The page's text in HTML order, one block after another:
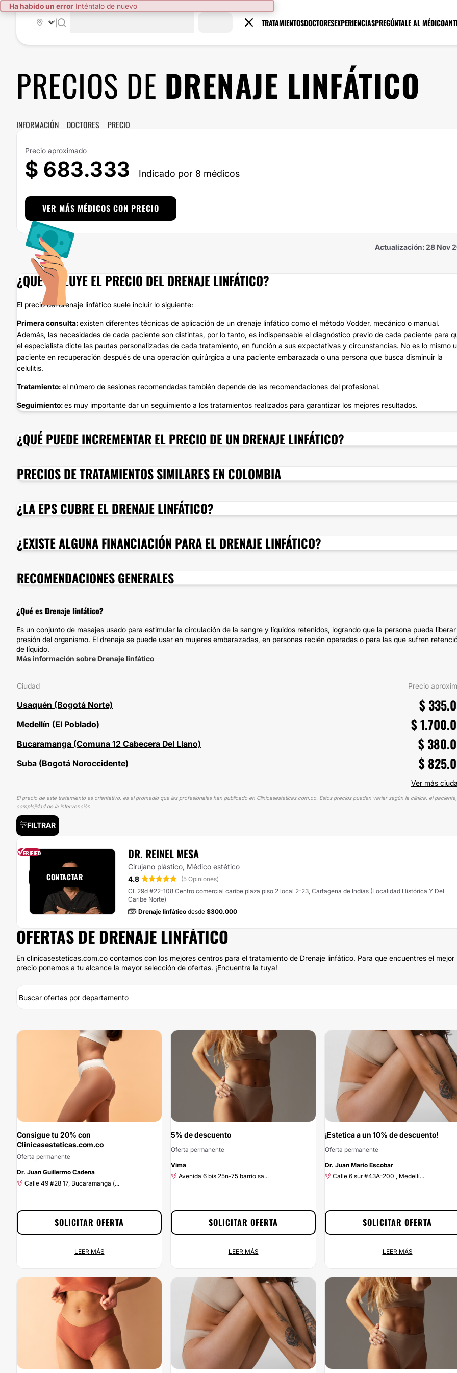
Ha habido un error Inténtalo de nuevo
TRATAMIENTOSDOCTORESEXPERIENCIASPREGÚNTALE AL MÉDICO
PRECIOS DE DRENAJE LINFÁTICO
INFORMACIÓN DOCTORES PRECIO
Precio aproximado
$ 683.333 Indicado por 8 médicos
VER MÁS MÉDICOS CON PRECIO
Actualización: 28 Nov
¿QUÉ INCLUYE EL PRECIO DEL DRENAJE LINFÁTICO?
El precio del drenaje linfático suele incluir lo siguiente:
Primera consulta:existen diferentes técnicas de aplicación de un drenaje linfático como el método Vodder, mecánico o manual.
Además, las necesidades de cada paciente son distintas, por lo tanto, es indispensable el diagnóstico previo de cada paciente para
el especialista dicte las pautas personalizadas de cada tratamiento, en función a sus expectativas y circunstancias. No es lo mismo
paciente en recuperación después de una operación quirúrgica a una paciente embarazada o una persona que busca disminuir la
celulitis.
Tratamiento:el número de sesiones recomendadas también depende de las recomendaciones del profesional.
Seguimiento:es muy importante dar un seguimiento a los tratamientos realizados para garantizar los mejores resultados.
¿QUÉ PUEDE INCREMENTAR EL PRECIO DE UN DRENAJE LINFÁTICO?
PRECIOS DE TRATAMIENTOS SIMILARES EN COLOMBIA
¿LA EPS CUBRE EL DRENAJE LINFÁTICO?
¿EXISTE ALGUNA FINANCIACIÓN PARA EL DRENAJE LINFÁTICO?
RECOMENDACIONES GENERALES
¿Qué es Drenaje linfático?
Es un conjunto de masajes usado para estimular la circulación de la sangre y líquidos retenidos, logrando que la persona pueda liberar
presión del organismo. El drenaje se puede usar en mujeres embarazadas, en personas recién operadas o para las que sufren
de líquido.
Más información sobre Drenaje linfático
Ciudad Precio
Ver más
Usaquén (Bogotá Norte) $
Medellín (El Poblado) $
Bucaramanga (Comuna 12 Cabecera Del Llano) $
Suba (Bogotá Noroccidente) $
El precio de este tratamiento es orientativo, es el promedio que las profesionales han publicado en Clinicasesteticas.com.co. Estos precios pueden variar según la clínica, el
complejidad de la intervención.
FILTRAR
DR. REINEL MESA
Cirujano plástico, Médico estético
4.8
(5 Opiniones)
Cl. 29d #22-108 Centro comercial caribe plaza piso 2 local 2-23, Cartagena de Indias (Localidad Histórica Y Del
Caribe Norte)
Drenaje linfático desde $300.000
33h
CONTACTAR
OFERTAS DE DRENAJE LINFÁTICO
En clinicasesteticas.com.co contamos con los mejores centros para el tratamiento de Drenaje linfático. Para que encuentres el mejor
precio ponemos a tu alcance la mayor selección de ofertas. ¡Encuentra la tuya!
-20%
Consigue tu 20% con
Clinicasesteticas.com.co
Oferta permanente
Dr. Juan Guillermo Cadena
Calle 49 #28 17, Bucaramanga (...
Oferta permanente
Calle 49 #28 17, Bucaramanga (...
Contrata a través de Clinicasesteticas.com.co y
aprovecha en exclusiva de un 20% de descuento.
¡No puedes desaprovechar esta oportunidad! Haz
clic en Solicitar Promoción y envía tus datos para
beneficiarte del 20% de descuento. ¿A qué estás
esperando? ¡Contáctanos ya!
SOLICITAR OFERTA
LEER MÁS
5% de descuento
Oferta permanente
Vima
Avenida 6 bis 25n-75 barrio sa...
Avenida 6 bis 25n-75 barrio sa...
Empieza a ahorrar ahora mismo disfrutando del 5%
de descuento que te ofrecemos por contratar a
Vima a través de Clinicasesteticas.com.co. Haz
click en el botón Solicitar Promoción y ¡aprovecha
nuestros descuentos!
SOLICITAR OFERTA
LEER MÁS
-10%
¡Estetica a un 10% de descuento!
Oferta permanente
Dr. Juan Mario Escobar
Calle 6 sur #43A-200 , Medellí...
Calle 6 sur #43A-200 , Medellí...
No dejes escapar esta oportunidad: con
Clinicasesteticas.com.co vas a ahorrar el 10% si te
pones en las manos de Dr. Juan Mario Escobar. Si
estás buscando el mejor precio para un servicio de
calidad, ¡has encontrado la mejor opción! Porque
Clinicasesteticas.com.co, no queremos que el
SOLICITAR OFERTA
LEER MÁS